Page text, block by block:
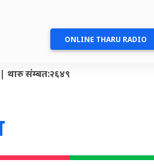
ONLINE THARU RADIO
थारु संम्बत:२६४९